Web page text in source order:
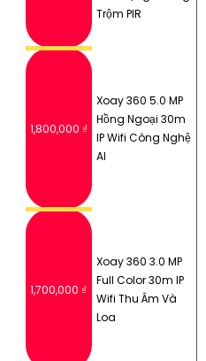
Trộm PIR
1,800,000 ₫
Xoay 360 5.0 MP
Hồng Ngoại 30m
IP Wifi Công Nghệ
AI
1,700,000 ₫
Xoay 360 3.0 MP
Full Color 30m IP
Wifi Thu Âm Và
Loa